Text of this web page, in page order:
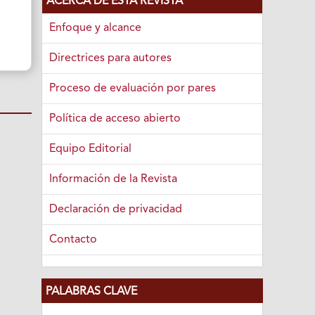
Enfoque y alcance
Directrices para autores
Proceso de evaluación por pares
Política de acceso abierto
Equipo Editorial
Información de la Revista
Declaración de privacidad
Contacto
PALABRAS CLAVE